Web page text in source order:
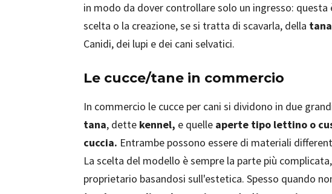
in modo da dover controllare solo un ingresso:
scelta o la creazione, se si tratta di scavarla, della tana
Canidi, dei lupi e dei cani selvatici.
Le cucce/tane in commercio
In commercio le cucce per cani si dividono in due
tana, dette kennel, e quelle aperte tipo lettino o
cuccia. Entrambe possono essere di materiali
La scelta del modello è sempre la parte più
proprietario basandosi sull'estetica. Spesso quando